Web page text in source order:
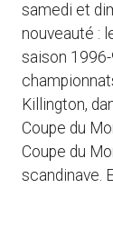
samedi et
nouveauté :
saison
Killington,
Coupe du
Coupe du
scandinave.